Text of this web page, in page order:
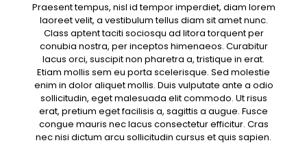
Praesent tempus, nisl id tempor imperdiet, diam lorem
laoreet velit, a vestibulum tellus diam sit amet nunc.
Class aptent taciti sociosqu ad litora torquent per
conubia nostra, per inceptos himenaeos. Curabitur
lacus orci, suscipit non pharetra a, tristique in erat.
Etiam mollis sem eu porta scelerisque. Sed molestie
enim in dolor aliquet mollis. Duis vulputate ante a odio
sollicitudin, eget malesuada elit commodo. Ut risus
erat, pretium eget facilisis a, sagittis a augue. Fusce
congue mauris nec lacus consectetur efficitur. Cras
nec nisi dictum arcu sollicitudin cursus et quis sapien.